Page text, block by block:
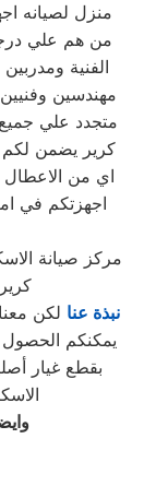
منزل لصيانه
من هم علي
الفنية
مهندسين
متجدد علي جميع
كرير يضمن
اي من الاعطال
اجهزتكم في
مركز صيانة
نبذة عنا لكن
يمكنكم الحصول
بقطع غيار